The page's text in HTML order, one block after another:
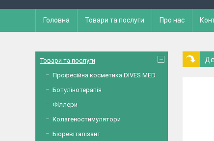
Головна Товари та послуги Про нас
Товари та послуги
Професійна косметика DIVES MED
Ботулінотерапія
Філлери
Колагеностимулятори
Біоревіталізант